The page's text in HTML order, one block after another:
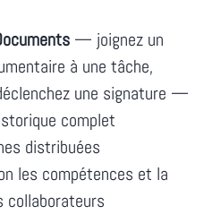
— joignez un
à une tâche,
une signature —
complet
distribuées
les compétences et la
collaborateurs